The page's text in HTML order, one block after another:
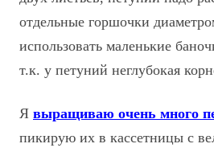
отдельные горшочки
использовать маленькие
т.к. у петуний неглубокая
Я выращиваю очень много
пикирую их в кассетницы с